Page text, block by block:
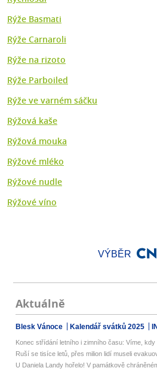
Rýže Basmati
Rýže Carnaroli
Rýže na rizoto
Rýže Parboiled
Rýže ve varném sáčku
Rýžová kaše
Rýžová mouka
Rýžové mléko
Rýžové nudle
Rýžové víno
VÝBĚR
Aktuálně
Blesk Vánoce Kalendář svátků 2025
Konec střídání letního i zimního času: Víme, kdy
Ruší se tisíce letů, přes milion lidí museli
U Daniela Landy hořelo! V památkově